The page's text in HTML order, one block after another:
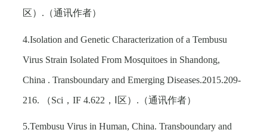
区） . （通讯作者）
4.Isolation and Genetic Characterization of a Tembusu
Virus Strain Isolated From Mosquitoes in Shandong,
China . Transboundary and Emerging Diseases.2015.209-
216.
（Sci ， IF 4.622 ，Ⅰ区） . （通讯作者）
5.Tembusu Virus in Human, China. Transboundary and